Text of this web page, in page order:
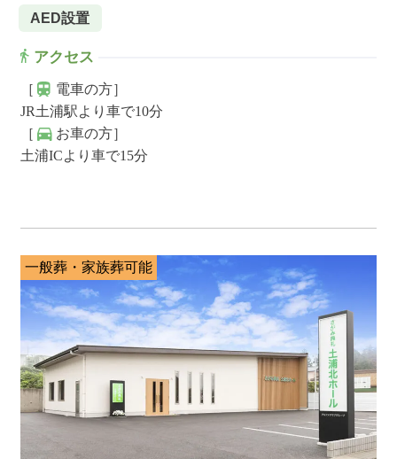
AED設置
アクセス
［
電車の方］
JR土浦駅より車で10分
［
お車の方］
土浦ICより車で15分
一般葬・家族葬可能